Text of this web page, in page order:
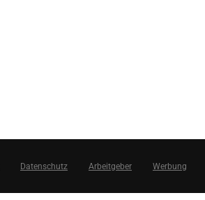
Datenschutz Arbeitgeber Werbung